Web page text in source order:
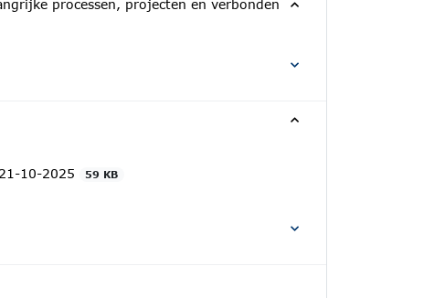
processen, projecten en verbonden
10-2025
59 KB